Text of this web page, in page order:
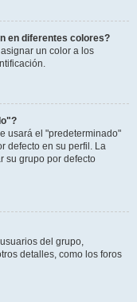
en diferentes colores?
un color a los
usará el "predeterminado"
defecto en su perfil. La
su grupo por defecto
del grupo,
detalles, como los foros